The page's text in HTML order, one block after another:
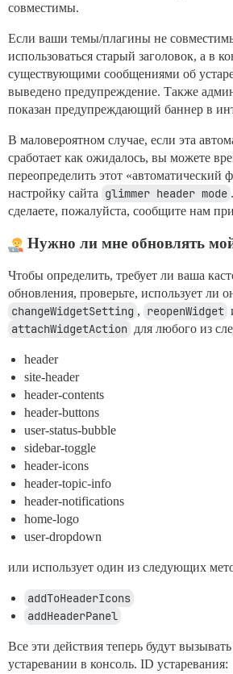
совместимы.
Если ваши темы/плагины не
использоваться старый заголовок, а в
существующими сообщениями об
выведено предупреждение. Также
показан предупреждающий баннер в
В маловероятном случае, если эта
сработает как ожидалось, вы можете
переопределить этот «автоматический
настройку сайта glimmer header mode
сделаете, пожалуйста, сообщите нам
Нужно ли мне обновлять
Чтобы определить, требует ли ваша
обновления, проверьте, использует ли
changeWidgetSetting , reopenWidget
attachWidgetAction для любого из
header
site-header
header-contents
header-buttons
user-status-bubble
sidebar-toggle
header-icons
header-topic-info
header-notifications
home-logo
user-dropdown
или использует один из следующих
addToHeaderIcons
addHeaderPanel
Все эти действия теперь будут
устаревании в консоль. ID устаревания: